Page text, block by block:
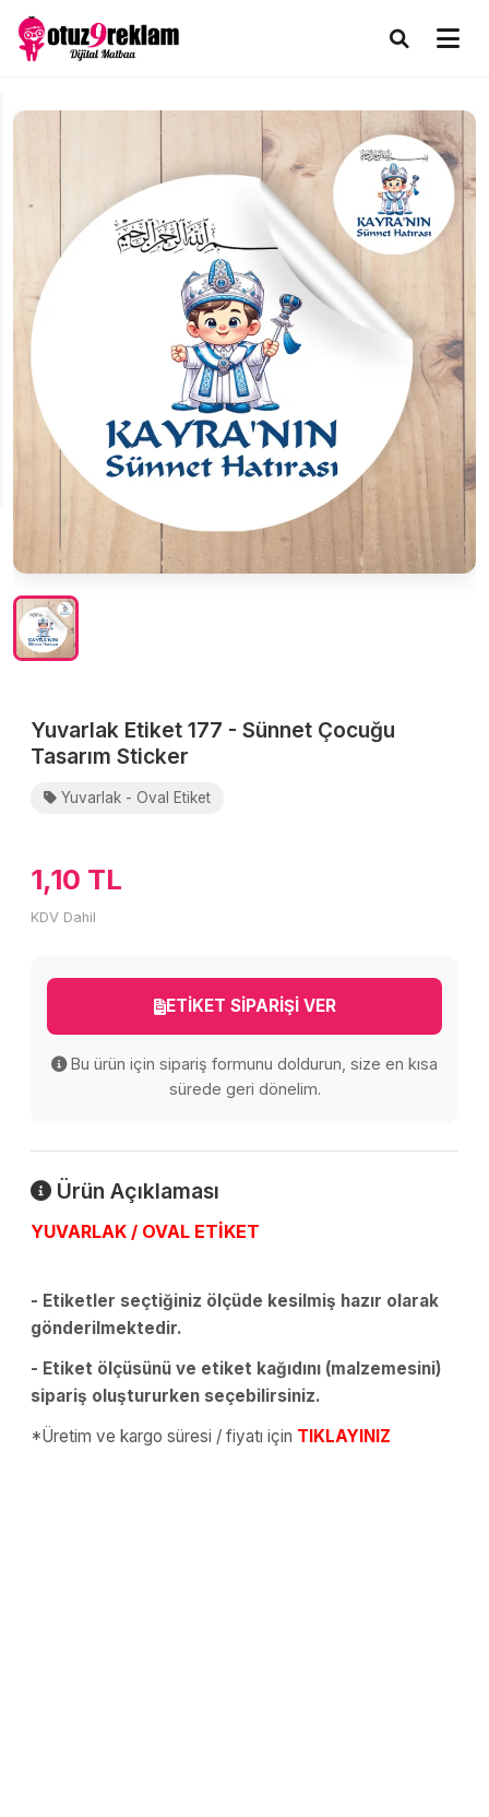
Yuvarlak Etiket 177 - Sünnet Çocuğu
Tasarım Sticker
Yuvarlak - Oval Etiket
1,10 TL
KDV Dahil
ETİKET SİPARİŞİ VER
Bu ürün için sipariş formunu doldurun, size en kısa
sürede geri dönelim.
Ürün Açıklaması
YUVARLAK / OVAL ETİKET
- Etiketler seçtiğiniz ölçüde kesilmiş hazır olarak
gönderilmektedir.
- Etiket ölçüsünü ve etiket kağıdını (malzemesini)
sipariş oluştururken seçebilirsiniz.
*Üretim ve kargo süresi / fiyatı için TIKLAYINIZ